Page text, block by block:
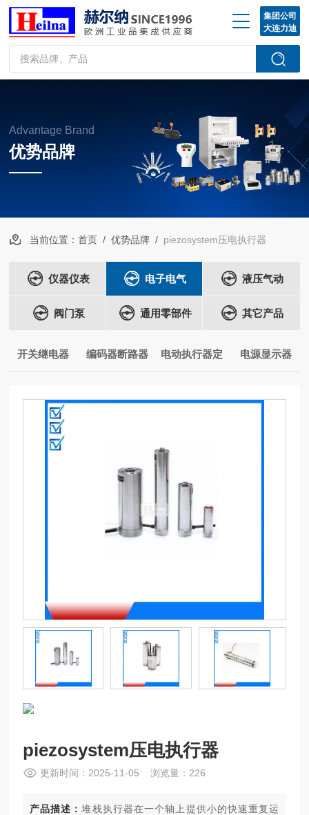
集团公司
大连力迪
Advantage Brand
优势品牌
当前位置：首页 /优势品牌 / piezosystem压电执行器
仪器仪表 电子电气 液压气动
阀门泵 通用零部件 其它产品
开关继电器 编码器断路器 电动执行器定 电源显示器
piezosystem压电执行器
更新时间：2025-11-05 浏览量：226
产品描述：堆栈执行器在一个轴上提供小的快速重复运